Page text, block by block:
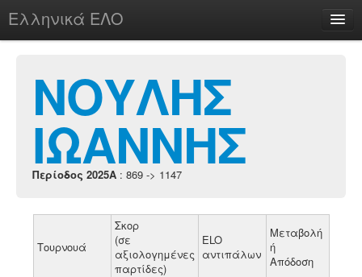
Ελληνικά ΕΛΟ
chesstu.be @ discord
Login
ΝΟΥΛΗΣ
ΙΩΑΝΝΗΣ
Περίοδος 2025A : 869 -> 1147
Τουρνουά
Σκορ
(σε
αξιολογημένες
παρτίδες)
ELO
αντιπάλων
Μεταβολή
ή
Απόδοση